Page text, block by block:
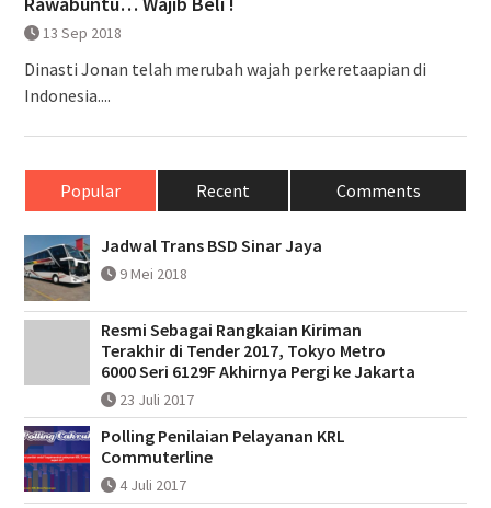
13 Sep 2018
Dinasti Jonan telah merubah wajah perkeretaapian di
Indonesia....
Popular Recent Comments
Jadwal Trans BSD Sinar Jaya
9 Mei 2018
Resmi Sebagai Rangkaian Kiriman
Terakhir di Tender 2017, Tokyo Metro
6000 Seri 6129F Akhirnya Pergi ke Jakarta
23 Juli 2017
Polling Penilaian Pelayanan KRL
Commuterline
4 Juli 2017